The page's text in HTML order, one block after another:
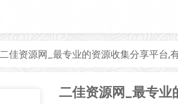
二佳资源网_最专业的资源收集分享平台,